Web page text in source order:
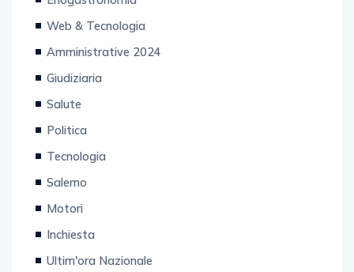
Web & Tecnologia
Amministrative 2024
Giudiziaria
Salute
Politica
Tecnologia
Salerno
Motori
Inchiesta
Ultim'ora Nazionale